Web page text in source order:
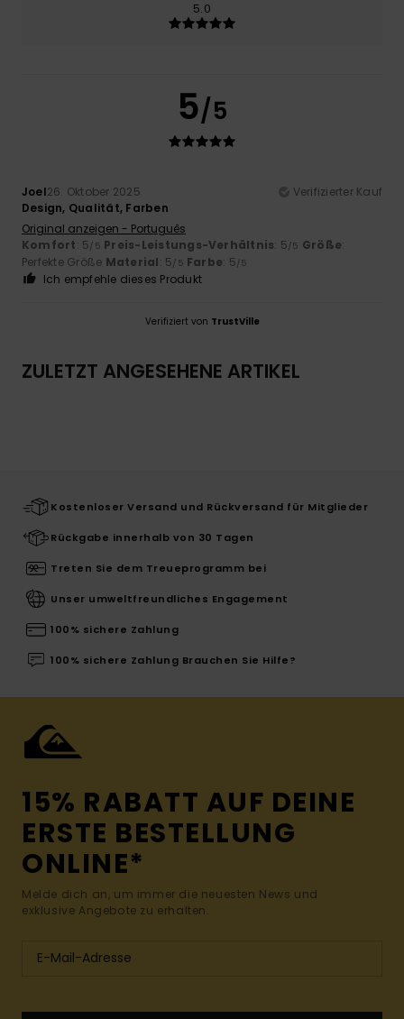
5.0
5/5
Joel26. Oktober 2025
Verifizierter Kauf
Design, Qualität, Farben
Original anzeigen - Português
Komfort: 5/5 Preis-Leistungs-Verhältnis: 5/5 Größe:
Perfekte Größe Material: 5/5 Farbe: 5/5
Ich empfehle dieses Produkt
Verifiziert von TrustVille
ZULETZT ANGESEHENE ARTIKEL
Kostenloser Versand und Rückversand für Mitglieder
Rückgabe innerhalb von 30 Tagen
Treten Sie dem Treueprogramm bei
Unser umweltfreundliches Engagement
100% sichere Zahlung
100% sichere Zahlung Brauchen Sie Hilfe?
15% RABATT AUF DEINE
ERSTE BESTELLUNG
ONLINE*
Melde dich an, um immer die neuesten News und
exklusive Angebote zu erhalten.